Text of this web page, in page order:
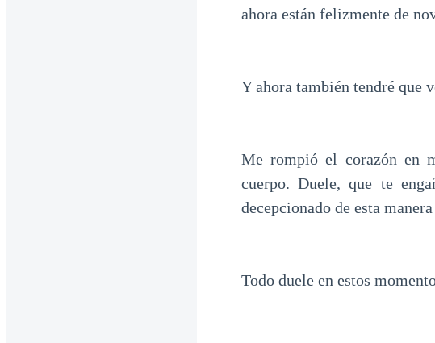
ahora están felizmente de
Y ahora también tendré que
Me rompió el corazón en
cuerpo. Duele, que te
decepcionado de esta
Todo duele en estos